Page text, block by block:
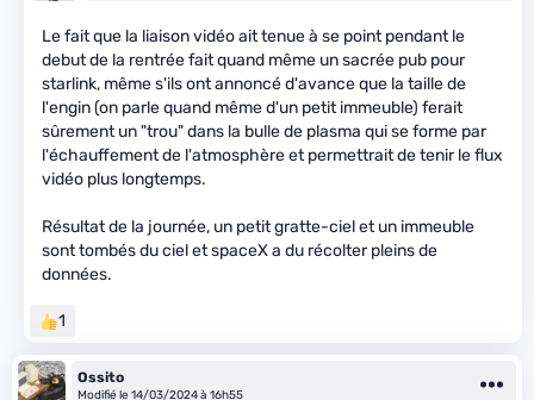
Le fait que la liaison vidéo ait tenue à se point pendant le
debut de la rentrée fait quand même un sacrée pub pour
starlink, même s'ils ont annoncé d'avance que la taille de
l'engin (on parle quand même d'un petit immeuble) ferait
sûrement un "trou" dans la bulle de plasma qui se forme par
l'échauffement de l'atmosphère et permettrait de tenir le flux
vidéo plus longtemps.
Résultat de la journée, un petit gratte-ciel et un immeuble
sont tombés du ciel et spaceX a du récolter pleins de
données.
1
Ossito
Modifié le 14/03/2024 à 16h55